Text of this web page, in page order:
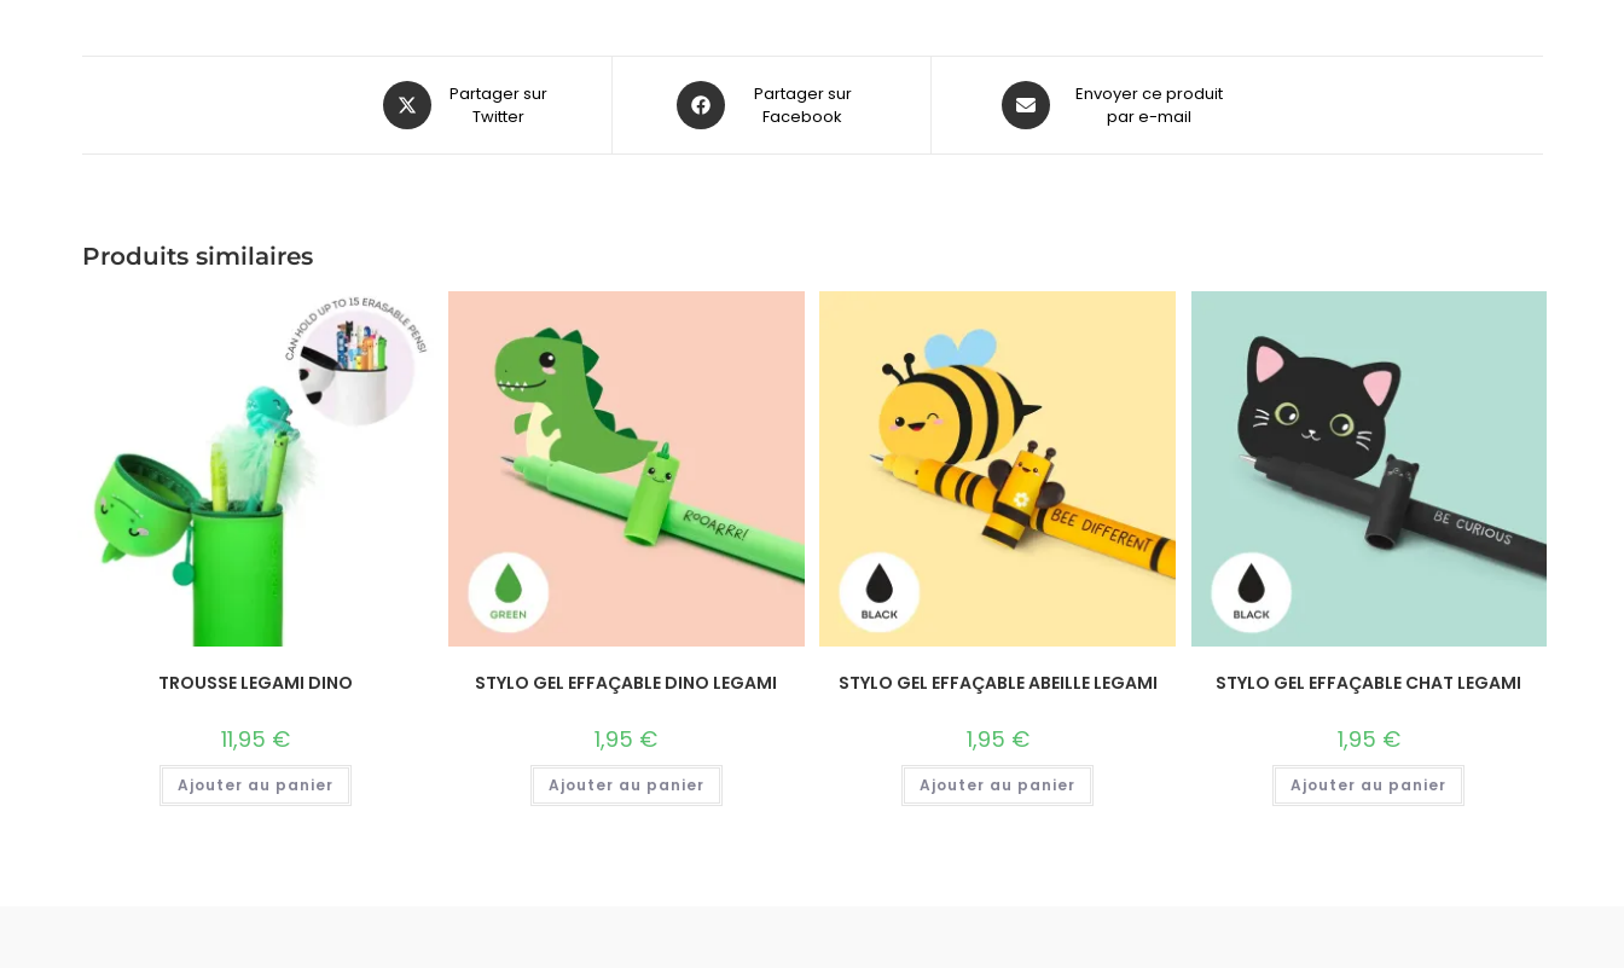
Partager sur
Twitter
Partager sur
Facebook
Envoyer ce produit
par e-mail
Produits similaires
TROUSSE LEGAMI DINO
11,95 €
Ajouter au panier
STYLO GEL EFFAÇABLE DINO LEGAMI
1,95 €
Ajouter au panier
STYLO GEL EFFAÇABLE ABEILLE LEGAMI
1,95 €
Ajouter au panier
STYLO GEL EFFAÇABLE CHAT LEGAMI
1,95 €
Ajouter au panier